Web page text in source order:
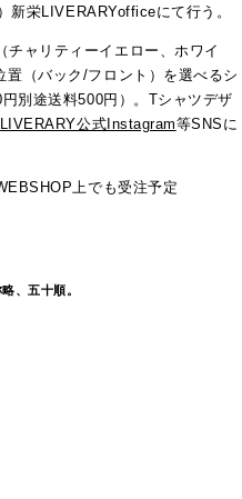
新栄LIVERARYofficeにて行う。
チャリティーイエロー、ホワイ
置（バック/フロント）を選べるシ
別途送料500円）。Tシャツデザ
LIVERARY公式Instagram等SNSに
上でも受注予定
、五十順。